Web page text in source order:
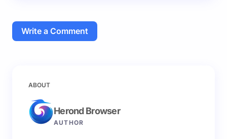
Write a Comment
Email của bạn sẽ không được hiển thị công khai.
Name *
ABOUT
Herond Browser
AUTHOR